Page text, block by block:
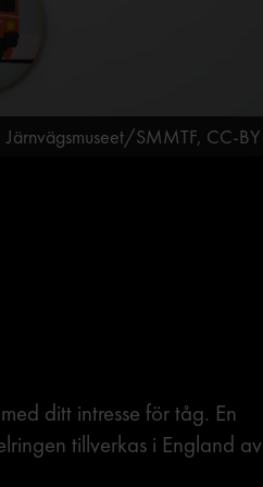
Järnvägsmuseet/SMMTF, CC-BY
ditt intresse för tåg. En
tillverkas i England av